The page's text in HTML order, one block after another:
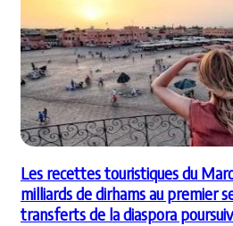
Les recettes touristiques du
milliards de dirhams au premier
transferts de la diaspora